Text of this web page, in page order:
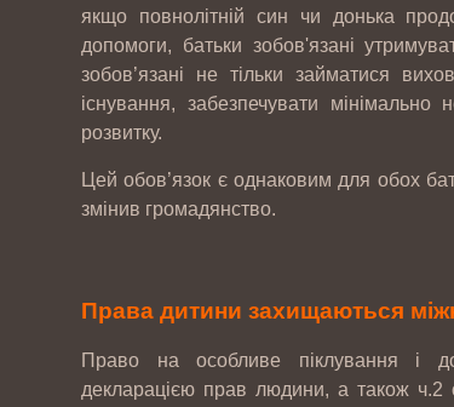
якщо повнолітній син чи донька
допомоги, батьки зобов'язані
зобов’язані не тільки займатися
існування, забезпечувати
розвитку.
Цей обов’язок є однаковим для обох
змінив громадянство.
Права дитини захищаються
Право на особливе піклування і
декларацією прав людини, а також